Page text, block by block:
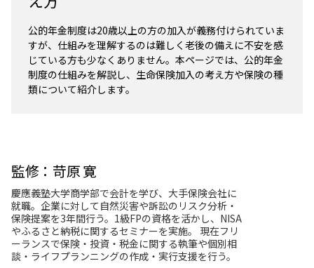
公的年金制度は20歳以上の方の加入が義務付けられていま
すが、仕組みを理解するのは難しく老後の備えに不安を感
じている方も少なくありません。本ページでは、公的年金
制度の仕組みを解説し、生命保険加入の考え方や保険の種
類について紹介します。
監修：苛原 寛
慶應義塾大学商学部で会計を学び、大手保険会社に
就職。企業に対して自然災害や訴訟のリスク分析・
保険提案を3年間行う。1級FPの資格を活かし、NISA
やふるさと納税に関するセミナーを実施。 現在フリ
ーランスで保険・投資・税金に関する執筆や個別相
談・ライフプランニングの作成・実行支援を行う。